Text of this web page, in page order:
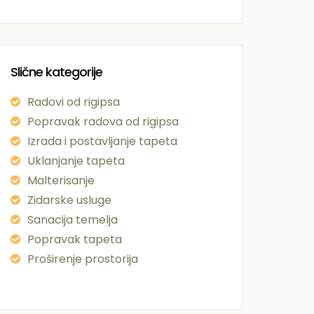
Slične kategorije
Radovi od rigipsa
Popravak radova od rigipsa
Izrada i postavljanje tapeta
Uklanjanje tapeta
Malterisanje
Zidarske usluge
Sanacija temelja
Popravak tapeta
Proširenje prostorija